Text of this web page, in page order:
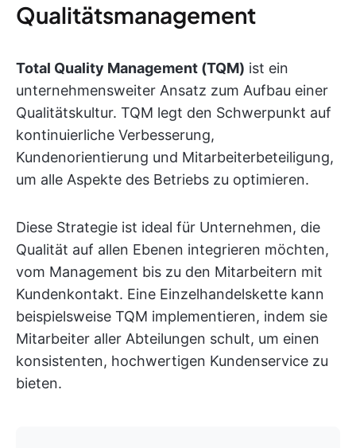
Qualitätsmanagement
Total Quality Management (TQM) ist ein
unternehmensweiter Ansatz zum Aufbau einer
Qualitätskultur. TQM legt den Schwerpunkt auf
kontinuierliche Verbesserung,
Kundenorientierung und Mitarbeiterbeteiligung,
um alle Aspekte des Betriebs zu optimieren.
Diese Strategie ist ideal für Unternehmen, die
Qualität auf allen Ebenen integrieren möchten,
vom Management bis zu den Mitarbeitern mit
Kundenkontakt. Eine Einzelhandelskette kann
beispielsweise TQM implementieren, indem sie
Mitarbeiter aller Abteilungen schult, um einen
konsistenten, hochwertigen Kundenservice zu
bieten.